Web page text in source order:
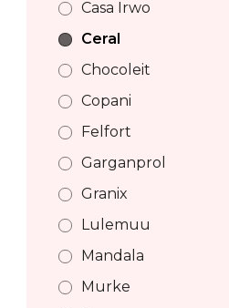
Casa Irwo
Ceral
Chocoleit
Copani
Felfort
Garganprol
Granix
Lulemuu
Mandala
Murke